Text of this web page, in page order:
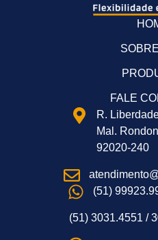
FALE
R.
Mal.
92020-240
(51)
(51) 3031.4551 /